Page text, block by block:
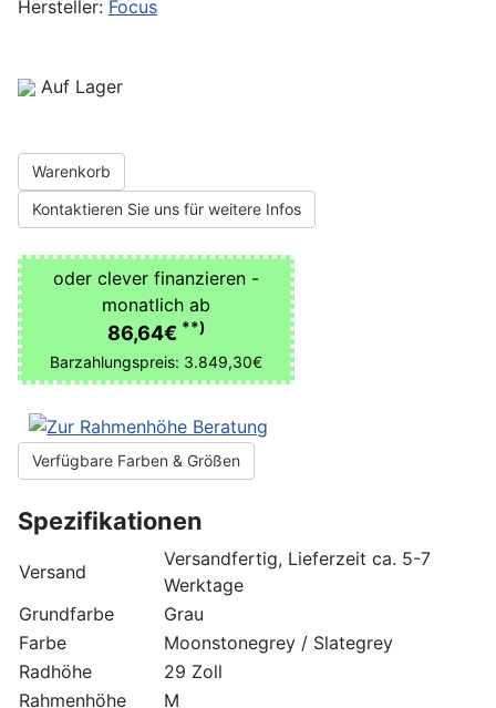
Hersteller: Focus
Auf Lager
Warenkorb
Kontaktieren Sie uns für weitere Infos
oder clever finanzieren -
monatlich ab
86,64€ **)
Barzahlungspreis: 3.849,30€
Verfügbare Farben & Größen
Spezifikationen
Versand
Versandfertig, Lieferzeit ca. 5-7
Werktage
Grundfarbe
Grau
Farbe
Moonstonegrey / Slategrey
Radhöhe
29 Zoll
Rahmenhöhe
M